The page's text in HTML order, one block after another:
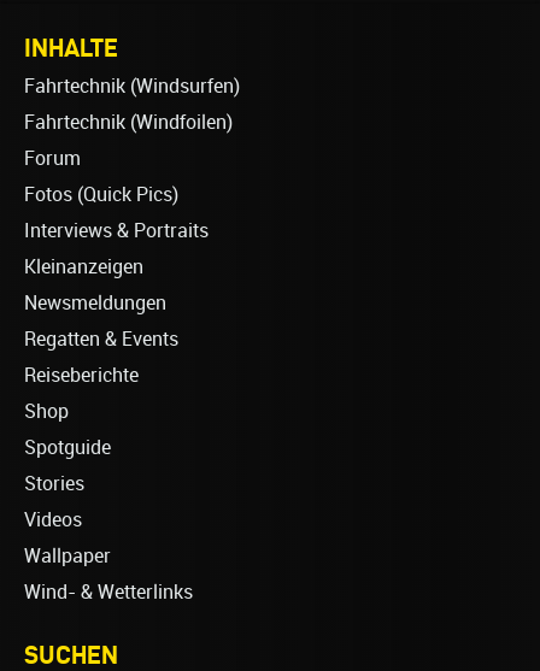
INHALTE
Fahrtechnik (Windsurfen)
Fahrtechnik (Windfoilen)
Forum
Fotos (Quick Pics)
Interviews & Portraits
Kleinanzeigen
Newsmeldungen
Regatten & Events
Reiseberichte
Shop
Spotguide
Stories
Videos
Wallpaper
Wind- & Wetterlinks
SUCHEN